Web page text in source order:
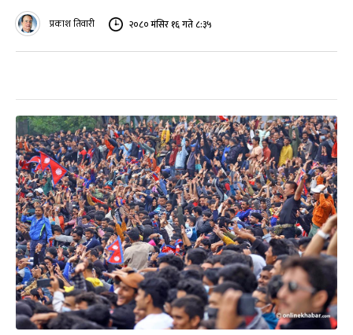
प्रकाश तिवारी २०८० मंसिर १६ गते ८:३५